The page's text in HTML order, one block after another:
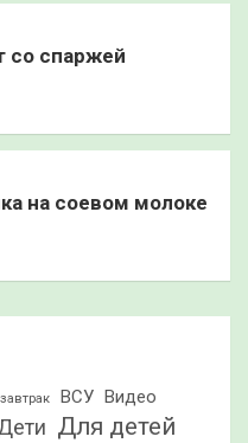
со спаржей
на соевом молоке
ВСУ
Видео
Для детей